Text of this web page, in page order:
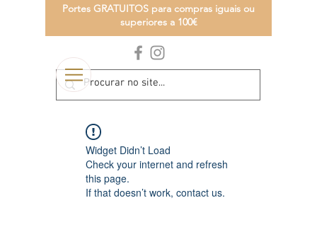
Portes GRATUITOS para compras iguais ou
superiores a 100€
Widget Didn’t Load
Check your internet and refresh
this page.
If that doesn’t work, contact us.